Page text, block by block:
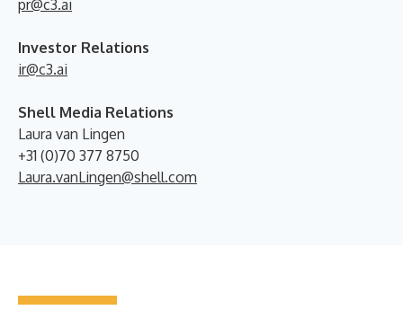
pr@c3.ai
Investor Relations
ir@c3.ai
Shell Media Relations
Laura van Lingen
+31 (0)70 377 8750
Laura.vanLingen@shell.com